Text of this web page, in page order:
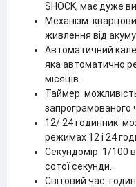
SHOCK, має дуже
Механізм:
живлення від
Автоматичний
яка автоматично
місяців.
Таймер:
запрограмованого
12/ 24 годинник:
режимах 12 і 24
Секундомір: 1/100
сотої секунди.
Світовий час: